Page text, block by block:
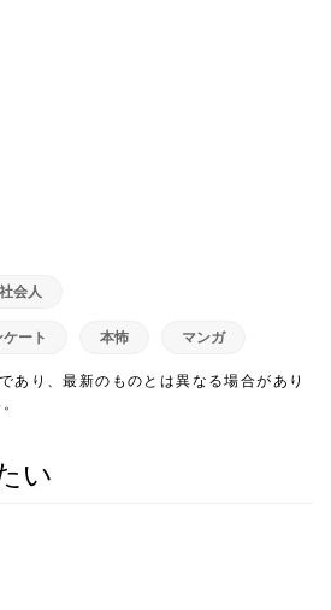
会人
ート 本怖 マンガ
あり、最新のものとは異なる場合があり
い